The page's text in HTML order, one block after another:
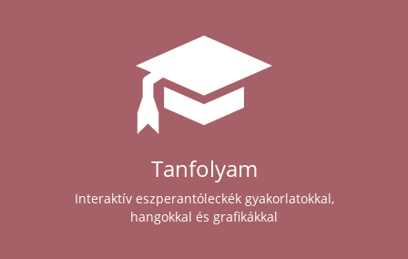
Tanfolyam
Interaktív eszperantóleckék gyakorlatokkal,
hangokkal és grafikákkal